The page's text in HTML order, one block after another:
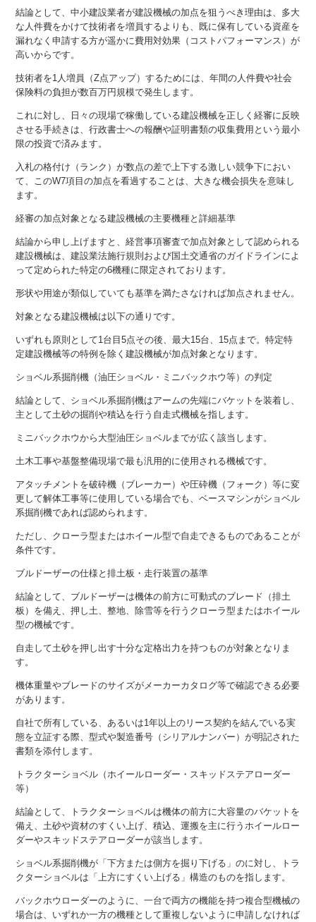
結論として、中小建設業者が建設機械の加点を狙うべき理由は、多大
な人件費をかけて技術者を増員するよりも、既に保有している資産を
漏れなく申請する方が遥かに費用対効果（コストパフォーマンス）が
高いからです。
技術者を1人増員（Z点アップ）するためには、年間の人件費や社会
保険料の負担が数百万円規模で発生します。
これに対し、日々の現場で稼働している建設機械を正しく経審に反映
させる手続きは、行政書士への報酬や証明書類の収集費用という最小
限の投資で済みます。
入札の格付け（ランク）が数点の差で上下する激しい競争下におい
て、このW7項目の加点を看過することは、大きな機会損失を意味し
ます。
経審の加点対象となる建設機械の主要機種と詳細基準
結論から申し上げますと、経営事項審査で加点対象として認められる
建設機械は、建設業法施行規則および国土交通省のガイドラインによ
って定められた特定の6機種に限定されております。
形状や用途が類似していても基準を満たさなければ加点されません。
対象となる建設機械は以下の通りです。
いずれも原則として1台目5点その後、最大15台、15点まで。特定特
定建設機械等の特例を除く建設機械が加点対象となります。
ショベル系掘削機（油圧ショベル・ミニバックホウ等）の判定
結論として、ショベル系掘削機はアームの先端にバケットを装着し、
主として土砂の掘削や積込を行う自走式機械を指します。
ミニバックホウから大型油圧ショベルまでが広く該当します。
土木工事や基盤整備現場で最も汎用的に使用される機械です。
アタッチメントを破砕機（ブレーカー）や圧砕機（フォーク）等に変
更して解体工事等に使用している場合でも、ベースマシンがショベル
系掘削機であれば認められます。
ただし、クローラ型またはホイール型で自走できるものであることが
条件です。
ブルドーザーの仕様と排土板・走行装置の基準
結論として、ブルドーザーは機体の前方に可動式のブレード（排土
板）を備え、押し土、整地、除雪等を行うクローラ型またはホイール
型の機械です。
自走して土砂を押し出す十分な定格出力を持つものが対象となりま
す。
機体重量やブレードのサイズがメーカーカタログ等で確認できる必要
があります。
自社で所有している、あるいは1年以上のリース契約を結んでいる実
態を立証する際、型式や製造番号（シリアルナンバー）が明記された
書類を添付します。
トラクターショベル（ホイールローダー・スキッドステアローダー
等）
結論として、トラクターショベルは機体の前方に大容量のバケットを
備え、土砂や資材のすくい上げ、積込、運搬を主に行うホイールロー
ダーやスキッドステアローダーが該当します。
ショベル系掘削機が「下方または側方を掘り下げる」のに対し、トラ
クターショベルは「上方にすくい上げる」構造のものを指します。
バックホウローダーのように、一台で両方の機能を持つ複合型機械の
場合は、いずれか一方の機種として重複しないように申請しなければ